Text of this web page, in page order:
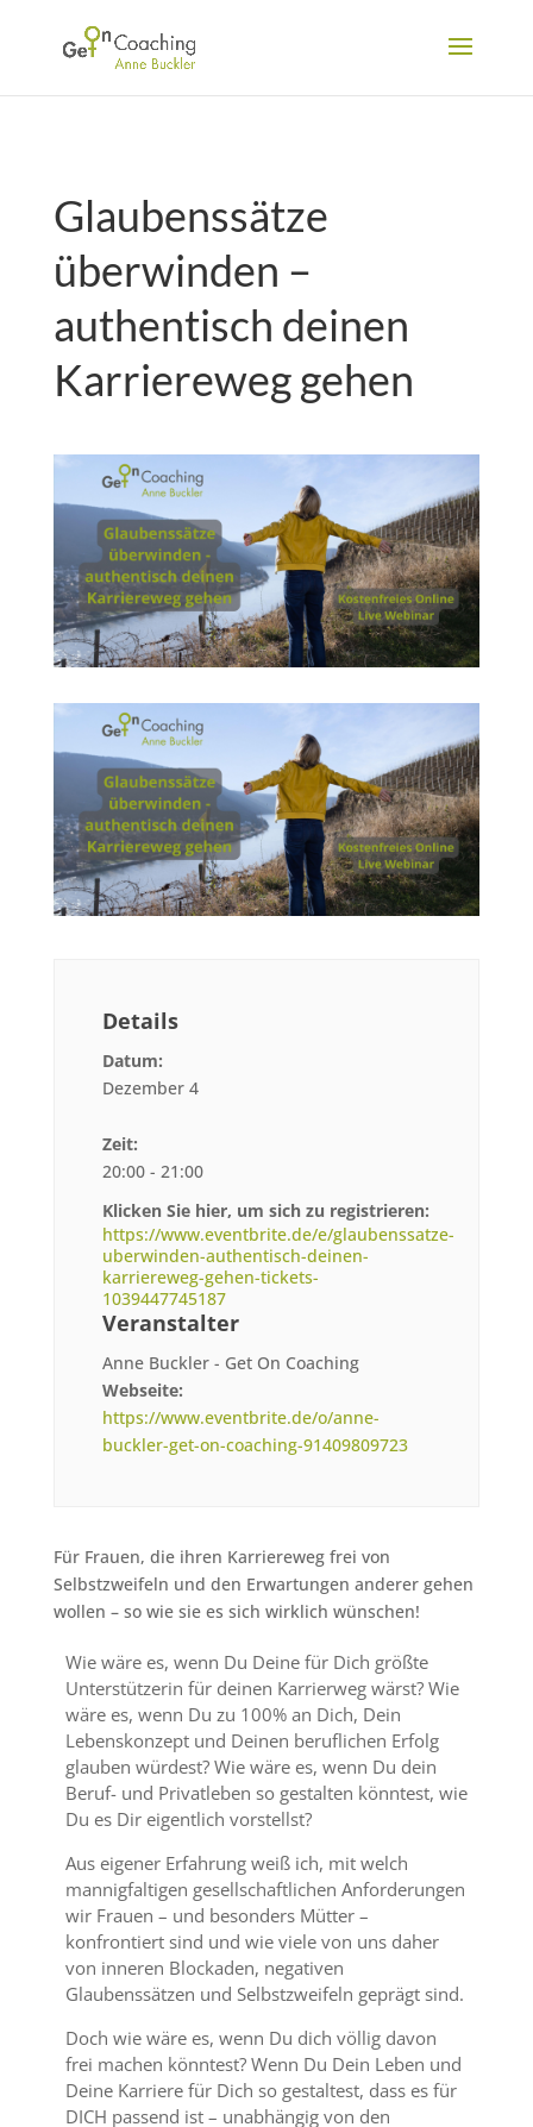
Glaubenssätze
überwinden –
authentisch deinen
Karriereweg gehen
Details
Datum:
Dezember 4
Zeit:
20:00 - 21:00
Klicken Sie hier, um sich zu registrieren:
https://www.eventbrite.de/e/glaubenssatze-
uberwinden-authentisch-deinen-
karriereweg-gehen-tickets-
1039447745187
Veranstalter
Anne Buckler - Get On Coaching
Webseite:
https://www.eventbrite.de/o/anne-
buckler-get-on-coaching-91409809723
Für Frauen, die ihren Karriereweg frei von
Selbstzweifeln und den Erwartungen anderer gehen
wollen – so wie sie es sich wirklich wünschen!
Wie wäre es, wenn Du Deine für Dich größte
Unterstützerin für deinen Karrierweg wärst? Wie
wäre es, wenn Du zu 100% an Dich, Dein
Lebenskonzept und Deinen beruflichen Erfolg
glauben würdest? Wie wäre es, wenn Du dein
Beruf- und Privatleben so gestalten könntest, wie
Du es Dir eigentlich vorstellst?
Aus eigener Erfahrung weiß ich, mit welch
mannigfaltigen gesellschaftlichen Anforderungen
wir Frauen – und besonders Mütter –
konfrontiert sind und wie viele von uns daher
von inneren Blockaden, negativen
Glaubenssätzen und Selbstzweifeln geprägt sind.
Doch wie wäre es, wenn Du dich völlig davon
frei machen könntest? Wenn Du Dein Leben und
Deine Karriere für Dich so gestaltest, dass es für
DICH passend ist – unabhängig von den